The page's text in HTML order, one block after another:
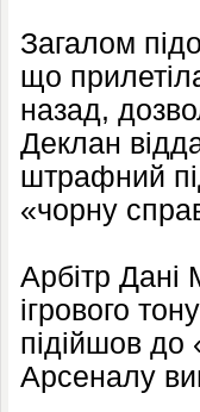
Загалом
що
назад,
Деклан
штрафний
«чорну
Арбітр Дані
ігрового
підійшов до
Арсеналу